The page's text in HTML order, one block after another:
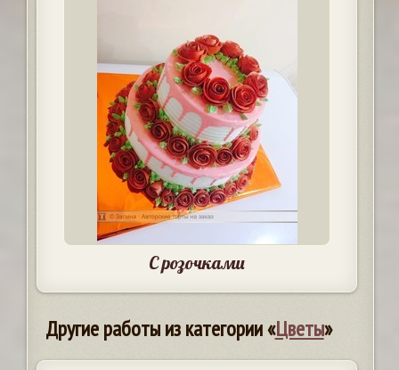
С розочками
Другие работы из категории «Цветы»